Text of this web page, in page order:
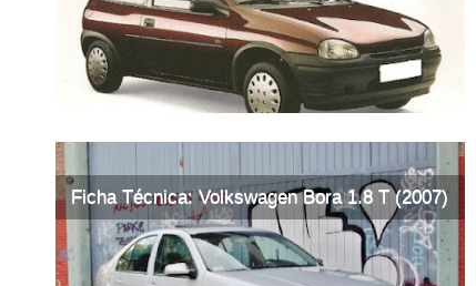
Ficha Técnica: Volkswagen Bora 1.8 T (2007)